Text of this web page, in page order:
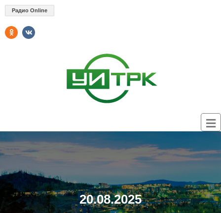
Радио Online
20.08.2025